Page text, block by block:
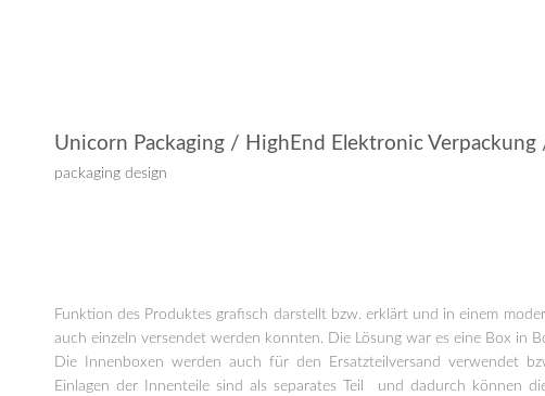
Unicorn Packaging / HighEnd Elektronic
packaging design
Funktion des Produktes grafisch darstellt bzw. erklärt und in einem
auch einzeln versendet werden konnten. Die Lösung war es eine Box in
Die Innenboxen werden auch für den Ersatzteilversand verwendet
Einlagen der Innenteile sind als separates Teil und dadurch können